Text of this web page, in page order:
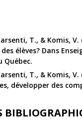
T., & Komis,
élèves? Dans
Québec.
T., & Komis,
développer des